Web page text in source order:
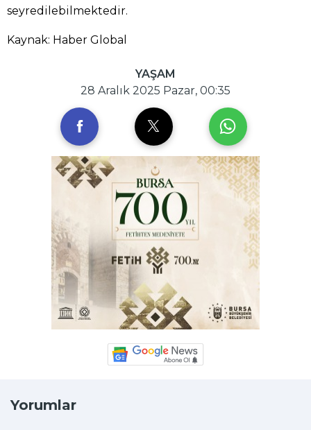
seyredilebilmektedir.
Kaynak: Haber Global
YAŞAM
28 Aralık 2025 Pazar, 00:35
Yorumlar